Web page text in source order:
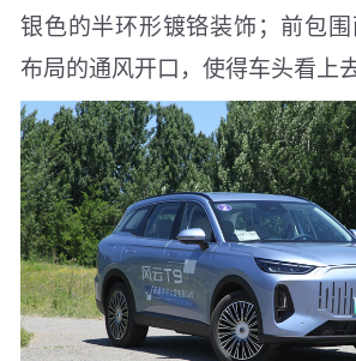
银色的半环形镀铬装饰；前包
布局的通风开口，使得车头看上